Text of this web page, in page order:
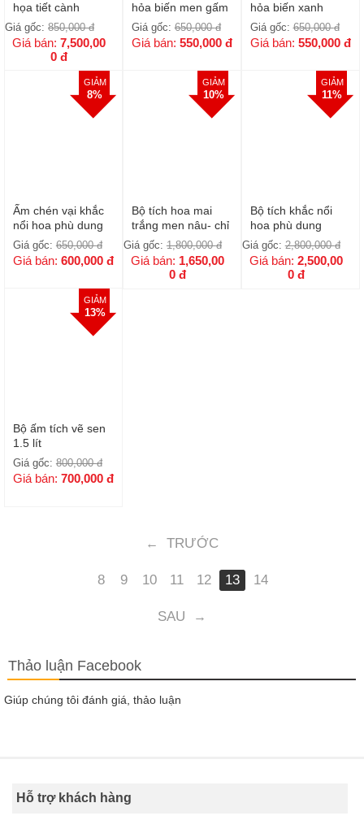
họa tiết cành
Trúc,hoa Sen,Mai
vàng,hoa Tím
Giá gốc: 850,000 đ
Giá bán:7,500,00
0 đ
hỏa biến men gấm
Giá gốc:650,000 đ
Giá bán: 550,000 đ
hỏa biến xanh
Giá gốc:650,000 đ
Giá bán: 550,000 đ
GIẢM
8%
Ấm chén vại khắc
nổi hoa phù dung
màu vàng
Giá gốc: 650,000 đ
Giá bán: 600,000 đ
GIẢM
10%
Bộ tích hoa mai
trắng men nâu- chỉ
đỏ 1,5lit Mã: 00084
Giá gốc: 1,800,000 đ
Giá bán: 1,650,00
0 đ
GIẢM
11%
Bộ tích khắc nổi
hoa phù dung
(1,5l) đầy đủ phụ
kiện bọc đồng
Giá gốc:2,800,000 đ
Giá bán:2,500,00
0 đ
GIẢM
13%
Bộ ấm tích vẽ sen
1.5 lít
Giá gốc: 800,000 đ
Giá bán: 700,000 đ
← TRƯỚC
8 9 10 11 12 13 14
SAU →
Thảo luận Facebook
Giúp chúng tôi đánh giá, thảo luận
Hỗ trợ khách hàng